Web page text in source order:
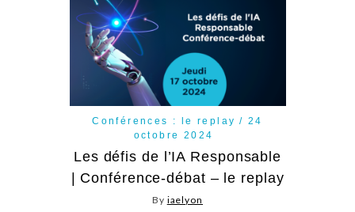
Conférences : le replay
24
octobre 2024
Les défis de l’IA Responsable
| Conférence-débat – le replay
By iaelyon